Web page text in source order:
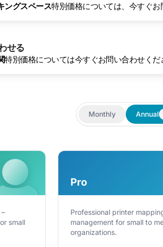
ングスペース特別価格については、今すぐお
せる
特別価格については今すぐお問い合わせくだ